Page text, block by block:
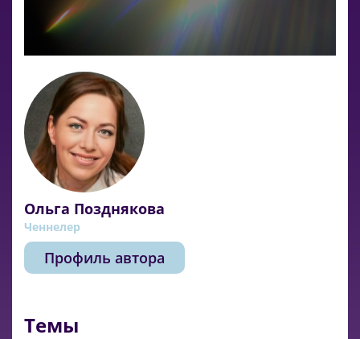
Ольга Позднякова
Ченнелер
Профиль автора
Темы